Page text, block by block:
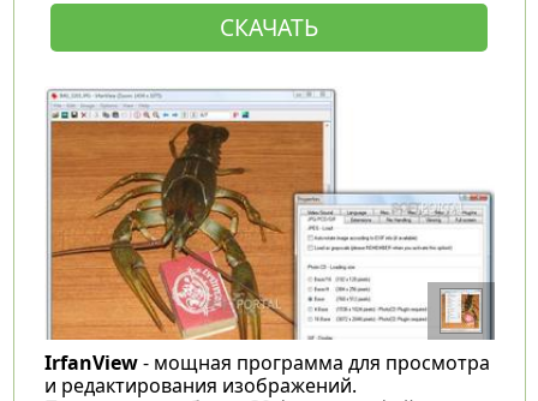
СКАЧАТЬ
IrfanView- мощная программа для просмотра
и редактирования изображений.